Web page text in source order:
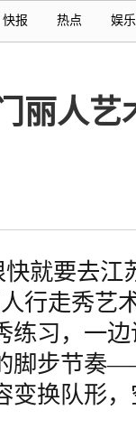
快报 热点 娱乐
丽人
就要去江
行走秀艺
练习，一
脚步节奏
变换队形